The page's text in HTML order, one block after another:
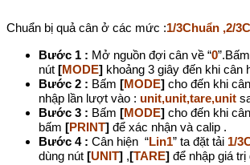
Chuẩn bị quả cân ở các mức :1/3Chuẩn ,2/
Bước 1 : Mở nguồn đợi cân về “0
nút [MODE] khoảng 3 giây đến khi cân
Bước 2 : Bấm [MODE] cho đến khi
nhập lần lượt vào : unit,unit,tare,unit
Bước 3 : Bấm [MODE] cho đến khi
bấm [PRINT] để xác nhận và calip .
Bước 4 : Cân hiện “Lin1” ta đặt tải 1/
dùng nút [UNIT] ,[TARE] để nhập giá trị